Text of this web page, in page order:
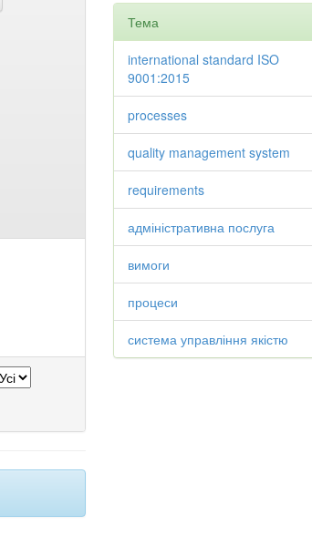
Тема
international standard ISO
9001:2015
processes
quality management system
requirements
адміністративна послуга
вимоги
процеси
система управління якістю